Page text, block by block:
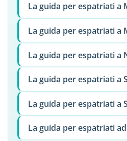
La guida per espatriati a
La guida per espatriati a
La guida per espatriati a
La guida per espatriati a
La guida per espatriati a
La guida per espatriati